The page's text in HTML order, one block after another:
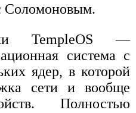
Соломоновым.
TempleOS —
система с
ядер, в которой
сети и вообще
Полностью